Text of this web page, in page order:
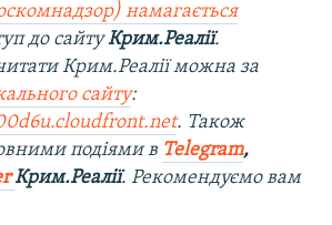
намагається
до сайтуКрим.Реалії.
Крим.Реалії можна за
сайту:
. Також
подіями в Telegram,
Крим.Реалії. Рекомендуємо вам